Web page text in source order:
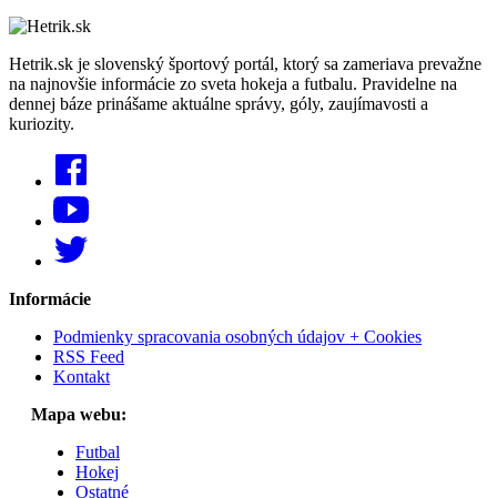
Hetrik.sk je slovenský športový portál, ktorý sa zameriava prevažne
na najnovšie informácie zo sveta hokeja a futbalu. Pravidelne na
dennej báze prinášame aktuálne správy, góly, zaujímavosti a
kuriozity.
Informácie
Podmienky spracovania osobných údajov + Cookies
RSS Feed
Kontakt
Mapa webu:
Futbal
Hokej
Ostatné